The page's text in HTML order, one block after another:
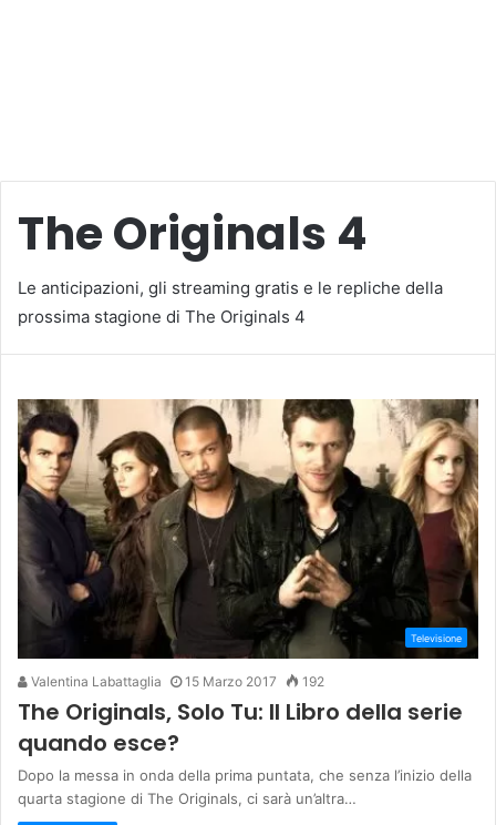
The Originals 4
Le anticipazioni, gli streaming gratis e le repliche della
prossima stagione di The Originals 4
Televisione
Valentina Labattaglia 15 Marzo 2017 192
The Originals, Solo Tu: Il Libro della serie
quando esce?
Dopo la messa in onda della prima puntata, che senza l’inizio della
quarta stagione di The Originals, ci sarà un’altra…